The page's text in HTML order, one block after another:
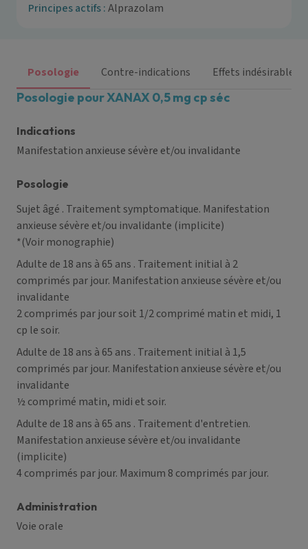
Principes actifs :Alprazolam
Posologie Contre-indications Effets indésirables
Posologie pour XANAX 0,5 mg cp séc
Indications
Manifestation anxieuse sévère et/ou invalidante
Posologie
Sujet âgé . Traitement symptomatique. Manifestation
anxieuse sévère et/ou invalidante (implicite)
*(Voir monographie)
Adulte de 18 ans à 65 ans . Traitement initial à 2
comprimés par jour. Manifestation anxieuse sévère et/ou
invalidante
2 comprimés par jour soit 1/2 comprimé matin et midi, 1
cp le soir.
Adulte de 18 ans à 65 ans . Traitement initial à 1,5
comprimés par jour. Manifestation anxieuse sévère et/ou
invalidante
½ comprimé matin, midi et soir.
Adulte de 18 ans à 65 ans . Traitement d'entretien.
Manifestation anxieuse sévère et/ou invalidante
(implicite)
4 comprimés par jour. Maximum 8 comprimés par jour.
Administration
Voie orale